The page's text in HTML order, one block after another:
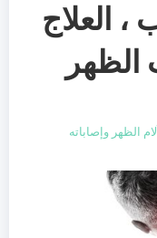
، العلاج
الظهر
آلام الظهر وإصاباته